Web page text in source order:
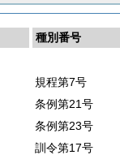
種別番号
規程第7号
条例第21号
条例第23号
訓令第17号